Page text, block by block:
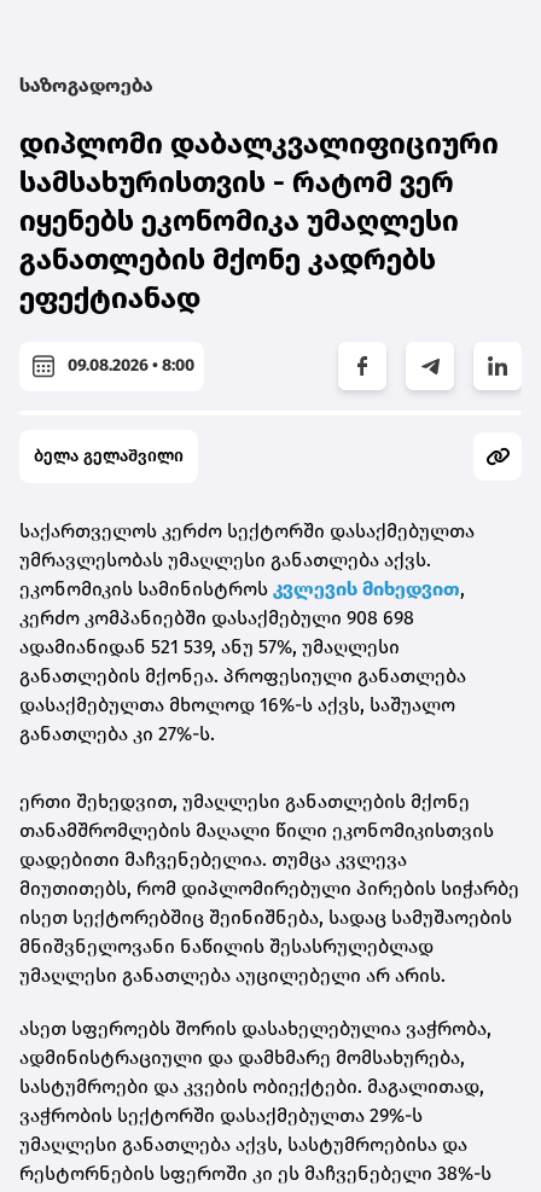
საზოგადოება
დიპლომი დაბალკვალიფიციური
სამსახურისთვის - რატომ ვერ
იყენებს ეკონომიკა უმაღლესი
განათლების მქონე კადრებს
ეფექტიანად
09.08.2026 • 8:00
ბელა გელაშვილი
საქართველოს კერძო სექტორში დასაქმებულთა
უმრავლესობას უმაღლესი განათლება აქვს.
ეკონომიკის სამინისტროს კვლევის მიხედვით,
კერძო კომპანიებში დასაქმებული 908 698
ადამიანიდან 521 539, ანუ 57%, უმაღლესი
განათლების მქონეა. პროფესიული განათლება
დასაქმებულთა მხოლოდ 16%-ს აქვს, საშუალო
განათლება კი 27%-ს.
ერთი შეხედვით, უმაღლესი განათლების მქონე
თანამშრომლების მაღალი წილი ეკონომიკისთვის
დადებითი მაჩვენებელია. თუმცა კვლევა
მიუთითებს, რომ დიპლომირებული პირების სიჭარბე
ისეთ სექტორებშიც შეინიშნება, სადაც სამუშაოების
მნიშვნელოვანი ნაწილის შესასრულებლად
უმაღლესი განათლება აუცილებელი არ არის.
ასეთ სფეროებს შორის დასახელებულია ვაჭრობა,
ადმინისტრაციული და დამხმარე მომსახურება,
სასტუმროები და კვების ობიექტები. მაგალითად,
ვაჭრობის სექტორში დასაქმებულთა 29%-ს
უმაღლესი განათლება აქვს, სასტუმროებისა და
რესტორნების სფეროში კი ეს მაჩვენებელი 38%-ს